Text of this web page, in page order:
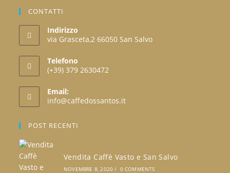
CONTATTI
Indirizzo
via Grasceta,2 66050 San Salvo
Telefono
(+39) 379 2630472
in
your
Email:
info@caffedossantos.itOpens
POST RECENTI
Vendita Caffè Vasto e San Salvo
NOVEMBRE 8, 2020 / 0 COMMENTS